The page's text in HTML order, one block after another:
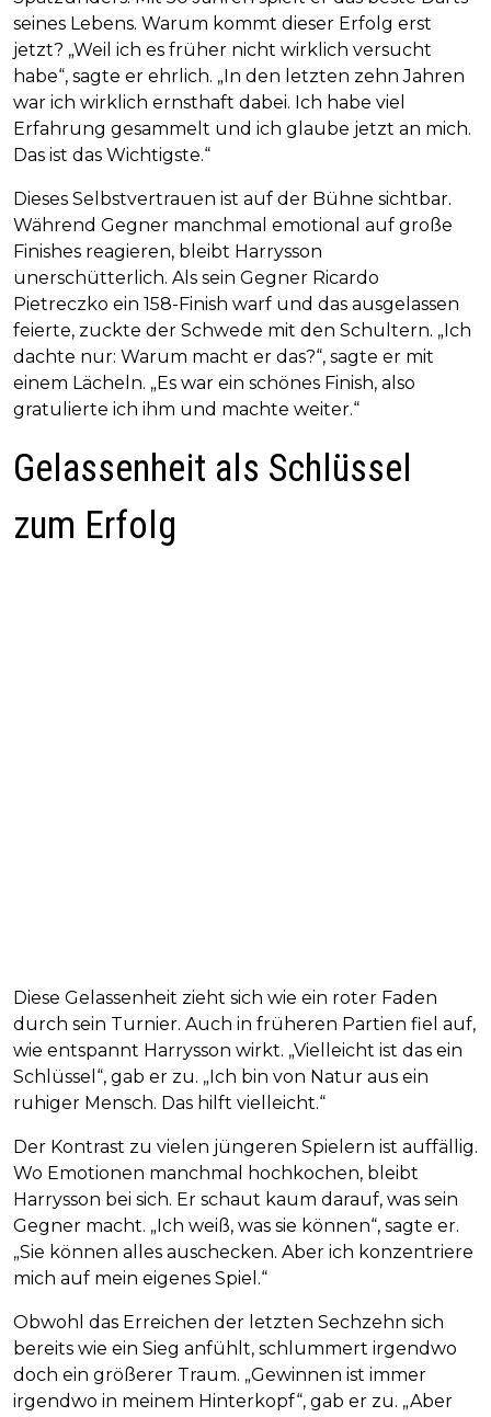
seines Lebens. Warum kommt dieser Erfolg erst
jetzt? „Weil ich es früher nicht wirklich versucht
habe“, sagte er ehrlich. „In den letzten zehn Jahren
war ich wirklich ernsthaft dabei. Ich habe viel
Erfahrung gesammelt und ich glaube jetzt an mich.
Das ist das Wichtigste.“
Dieses Selbstvertrauen ist auf der Bühne sichtbar.
Während Gegner manchmal emotional auf große
Finishes reagieren, bleibt Harrysson
unerschütterlich. Als sein Gegner Ricardo
Pietreczko ein 158-Finish warf und das ausgelassen
feierte, zuckte der Schwede mit den Schultern. „Ich
dachte nur: Warum macht er das?“, sagte er mit
einem Lächeln. „Es war ein schönes Finish, also
gratulierte ich ihm und machte weiter.“
Gelassenheit als Schlüssel
zum Erfolg
Diese Gelassenheit zieht sich wie ein roter Faden
durch sein Turnier. Auch in früheren Partien fiel auf,
wie entspannt Harrysson wirkt. „Vielleicht ist das ein
Schlüssel“, gab er zu. „Ich bin von Natur aus ein
ruhiger Mensch. Das hilft vielleicht.“
Der Kontrast zu vielen jüngeren Spielern ist auffällig.
Wo Emotionen manchmal hochkochen, bleibt
Harrysson bei sich. Er schaut kaum darauf, was sein
Gegner macht. „Ich weiß, was sie können“, sagte er.
„Sie können alles auschecken. Aber ich konzentriere
mich auf mein eigenes Spiel.“
Obwohl das Erreichen der letzten Sechzehn sich
bereits wie ein Sieg anfühlt, schlummert irgendwo
doch ein größerer Traum. „Gewinnen ist immer
irgendwo in meinem Hinterkopf“, gab er zu. „Aber